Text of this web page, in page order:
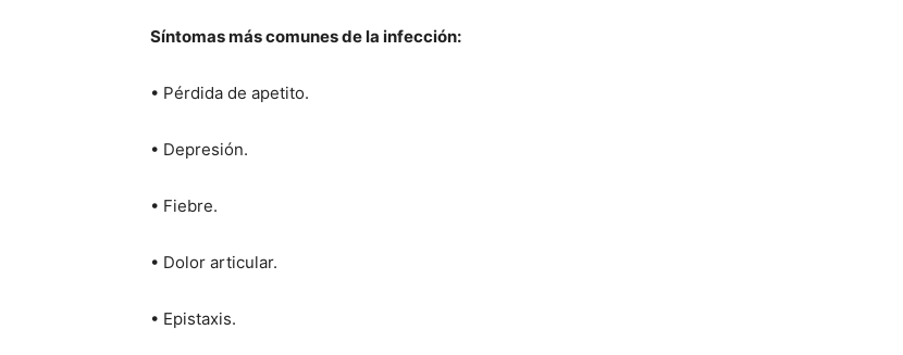
Síntomas más comunes de la infección:
• Pérdida de apetito.
• Depresión.
• Fiebre.
• Dolor articular.
• Epistaxis.